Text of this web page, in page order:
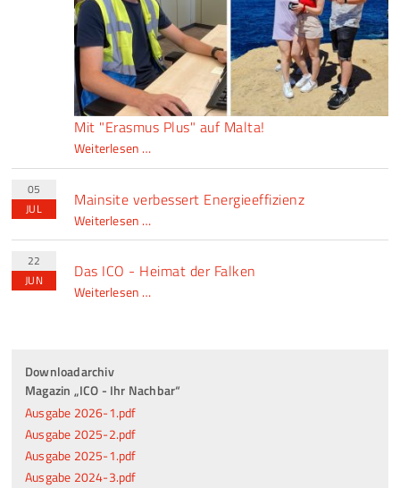
Mit "Erasmus Plus" auf Malta!
Weiterlesen …Mit
"Erasmus
auf
Malta!
05
JUL
Mainsite verbessert Energieeffizienz
Weiterlesen …Mainsite
verbessert
22
JUN
Das ICO - Heimat der Falken
Weiterlesen …Das
Falken
Downloadarchiv
Magazin „ICO - Ihr Nachbar“
Ausgabe 2026-1.pdf
Ausgabe 2025-2.pdf
Ausgabe 2025-1.pdf
Ausgabe 2024-3.pdf